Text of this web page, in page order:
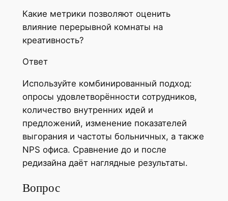
Какие метрики позволяют оценить
влияние перерывной комнаты на
креативность?
Ответ
Используйте комбинированный подход:
опросы удовлетворённости сотрудников,
количество внутренних идей и
предложений, изменение показателей
выгорания и частоты больничных, а также
NPS офиса. Сравнение до и после
редизайна даёт наглядные результаты.
Вопрос